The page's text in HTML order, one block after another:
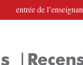
entrée de